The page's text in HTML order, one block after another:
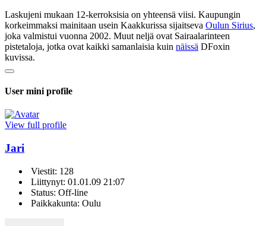
Laskujeni mukaan 12-kerroksisia on yhteensä viisi. Kaupungin
korkeimmaksi mainitaan usein Kaakkurissa sijaitseva Oulun Sirius,
joka valmistui vuonna 2002. Muut neljä ovat Sairaalarinteen
pistetaloja, jotka ovat kaikki samanlaisia kuin näissä DFoxin
kuvissa.
User mini profile
View full profile
Jari
Viestit: 128
Liittynyt: 01.01.09 21:07
Status: Off-line
Paikkakunta: Oulu